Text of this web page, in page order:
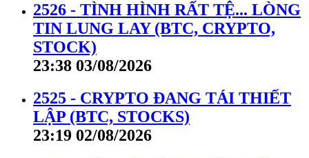
2526 - TÌNH HÌNH RẤT TỆ... LÒNG
TIN LUNG LAY (BTC, CRYPTO,
STOCK)
23:38 03/08/2026
2525 - CRYPTO ĐANG TÁI THIẾT
LẬP (BTC, STOCKS)
23:19 02/08/2026